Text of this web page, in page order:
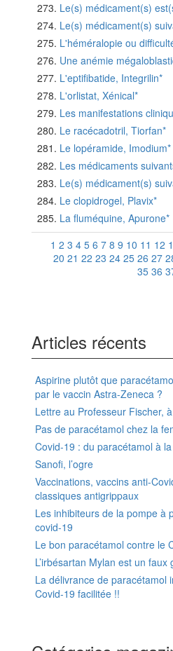
Le(s) médicament(s)
Le(s) médicament(s)
L'héméralopie ou
Une anémie
L'eptifibatide, Integrilin*
L'orlistat, Xénical*
Les manifestations
Le racécadotril, Tiorfan*
Le lopéramide, Imodium*
Les médicaments
Le(s) médicament(s)
Le clopidrogel, Plavix*
La fluméquine, Apurone*
1 2 3 4 5 6 7 8 9 10 11 12
20 21 22 23 24 25 26 27
35 36
Articles récents
Aspirine plutôt que
par le vaccin Astra-Zeneca ?
Lettre au Professeur Fischer,
Pas de paracétamol chez la
Covid-19 : du paracétamol à
Sanofi, l’ogre
Vaccinations, vaccins anti-
classiques antigrippaux
Les inhibiteurs de la pompe à
covid-19
Le bon paracétamol contre le
L’irbésartan Mylan est un faux
La délivrance de paracétamol
Covid-19 facilitée !!